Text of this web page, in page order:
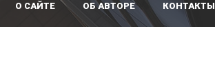
О САЙТЕ ОБ АВТОРЕ КОНТАКТЫ